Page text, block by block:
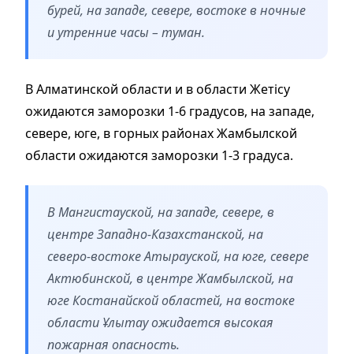
бурей, на западе, севере, востоке в ночные
и утренние часы – туман.
В Алматинской области и в области Жетісу
ожидаются заморозки 1-6 градусов, на западе,
севере, юге, в горных районах Жамбылской
области ожидаются заморозки 1-3 градуса.
В Мангистауской, на западе, севере, в
центре Западно-Казахстанской, на
северо-востоке Атырауской, на юге, севере
Актюбинской, в центре Жамбылской, на
юге Костанайской областей, на востоке
области Ұлытау ожидается высокая
пожарная опасность.